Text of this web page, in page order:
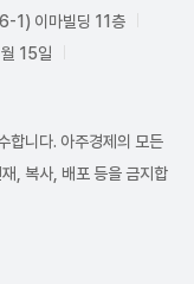
1) 이마빌딩 11층
15일
합니다. 아주경제의 모든
, 복사, 배포 등을 금지합